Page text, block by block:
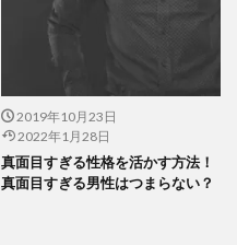
2019年10月23日
2022年1月28日
真面目すぎる性格を活かす方法！
真面目すぎる男性はつまらない？